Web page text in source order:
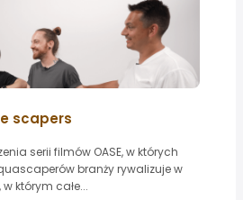
scapers
serii filmów OASE, w których
branży rywalizuje w
którym całe...